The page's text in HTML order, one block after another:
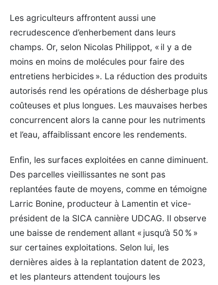
Les agriculteurs affrontent aussi une
recrudescence d’enherbement dans leurs
champs. Or, selon Nicolas Philippot, « il y a de
moins en moins de molécules pour faire des
entretiens herbicides ». La réduction des produits
autorisés rend les opérations de désherbage plus
coûteuses et plus longues. Les mauvaises herbes
concurrencent alors la canne pour les nutriments
et l’eau, affaiblissant encore les rendements.
Enfin, les surfaces exploitées en canne diminuent.
Des parcelles vieillissantes ne sont pas
replantées faute de moyens, comme en témoigne
Larric Bonine, producteur à Lamentin et vice-
président de la SICA cannière UDCAG. Il observe
une baisse de rendement allant « jusqu’à 50 % »
sur certaines exploitations. Selon lui, les
dernières aides à la replantation datent de 2023,
et les planteurs attendent toujours les